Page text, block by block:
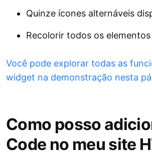
Quinze ícones alternáveis
Recolorir todos os
Você pode explorar todas as
widget na demonstração nesta
Como posso
Code no meu site